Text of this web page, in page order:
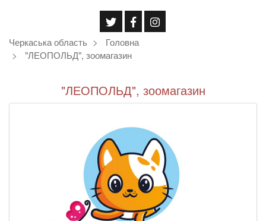
Черкаська область
Головна
"ЛЕОПОЛЬД", зоомагазин
"ЛЕОПОЛЬД", зоомагазин